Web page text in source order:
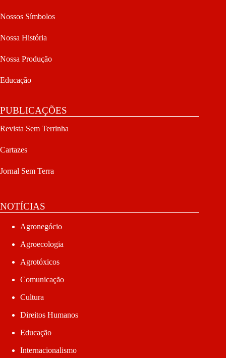
Nossos Símbolos
Nossa História
Nossa Produção
Educação
PUBLICAÇÕES
Revista Sem Terrinha
Cartazes
Jornal Sem Terra
NOTÍCIAS
Agronegócio
Agroecologia
Agrotóxicos
Comunicação
Cultura
Direitos Humanos
Educação
Internacionalismo